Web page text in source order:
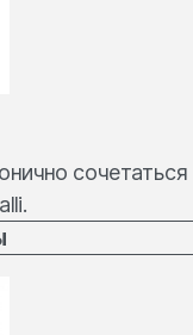
сочетаться